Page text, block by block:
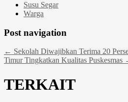
Susu Segar
Warga
Post navigation
← Sekolah Diwajibkan Terima 20
Timur Tingkatkan Kualitas Puskesmas
TERKAIT